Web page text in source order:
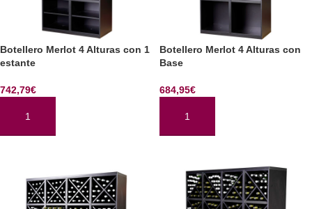
Botellero Merlot 4 Alturas con 1
estante
742,79€
AÑADIR AL CARRITO
Botellero Merlot 4 Alturas con
Base
684,95€
AÑADIR AL CARRITO